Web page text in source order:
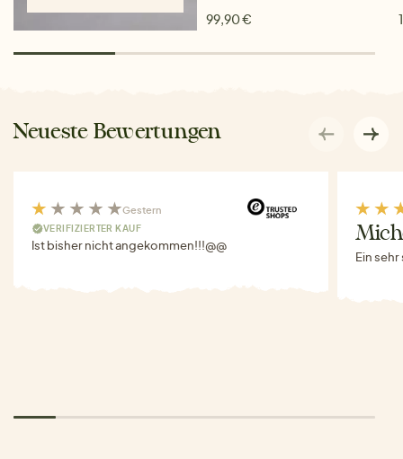
99,90 €
Neueste Bewertungen
Gestern
VERIFIZIERTER KAUF
Ist bisher nicht angekommen!!!@@
Ein